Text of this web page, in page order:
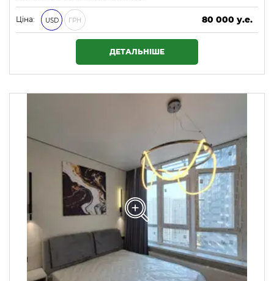
Ціна: USD ГРН
80 000 у.е.
3 440 000 ₴
ДЕТАЛЬНІШЕ